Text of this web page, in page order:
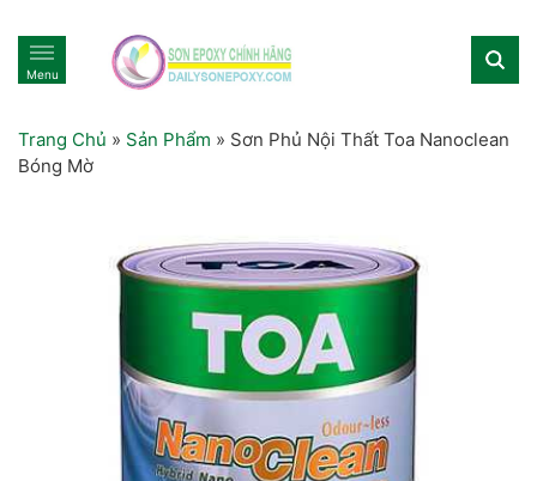
Menu
Trang Chủ » Sản Phẩm » Sơn Phủ Nội Thất Toa Nanoclean
Bóng Mờ